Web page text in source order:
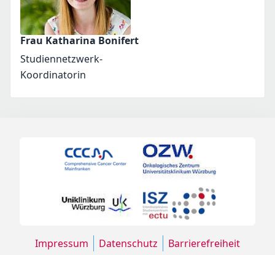
Frau Katharina Bonifert
Studiennetzwerk-
Koordinatorin
Impressum Datenschutz
Barrierefreiheit